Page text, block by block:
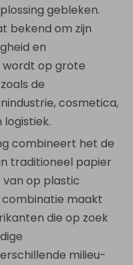
gebleken.
bekend om zijn
en
wordt op grote
de
cosmetica,
combineert het de
traditioneel papier
op plastic
maakt
die op zoek
milieu-